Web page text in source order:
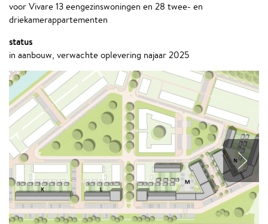
voor Vivare 13 eengezinswoningen en 28 twee- en
driekamerappartementen
status
in aanbouw, verwachte oplevering najaar 2025